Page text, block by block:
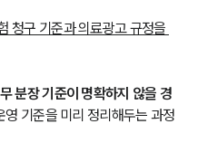
청구 기준과 의료광고 규정을
분장 기준이 명확하지 않을 경
영 기준을 미리 정리해두는 과정